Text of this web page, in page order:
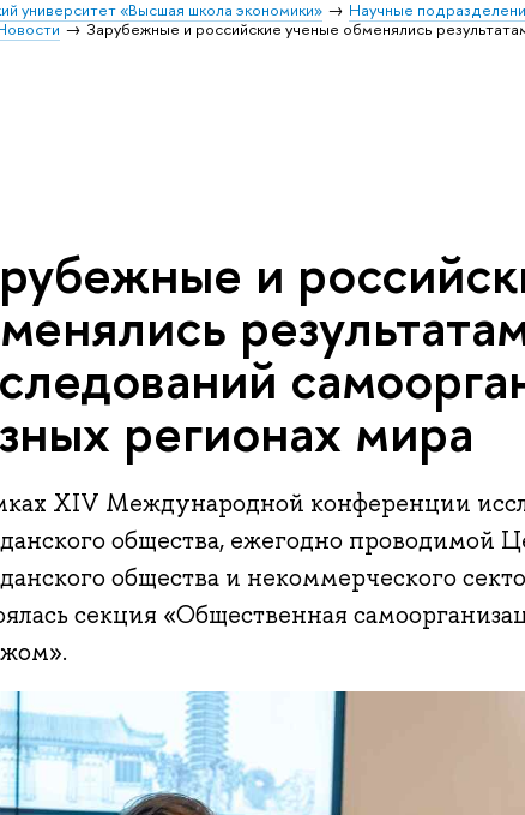
университет «Высшая школа экономики» Научные
Зарубежные и российские ученые обменялись
и
регионах мира
XIV Международной конференции
общества, ежегодно проводимой
общества и некоммерческого
секция «Общественная